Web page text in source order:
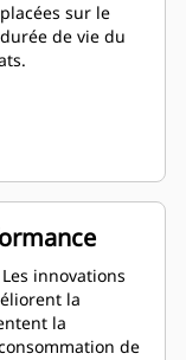
sur le
de vie du
innovations
la
la
de